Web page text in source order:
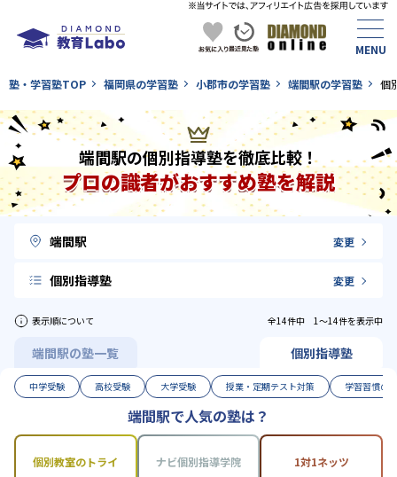
塾・学習塾TOP 福岡県の学習塾 小郡市の学習塾 端間駅の学習塾 個
端間駅の個別指導塾を徹底比較！
プロの識者がおすすめ塾を解説
端間駅 変更
個別指導塾 変更
表示順について 全14件中 1〜14件を表示中
端間駅の塾一覧 個別指導塾
中学受験 高校受験 大学受験 授業・定期テスト対策 学習習慣の
端間駅で人気の塾は？
個別教室のトライ ナビ個別指導学院 1対1ネッツ